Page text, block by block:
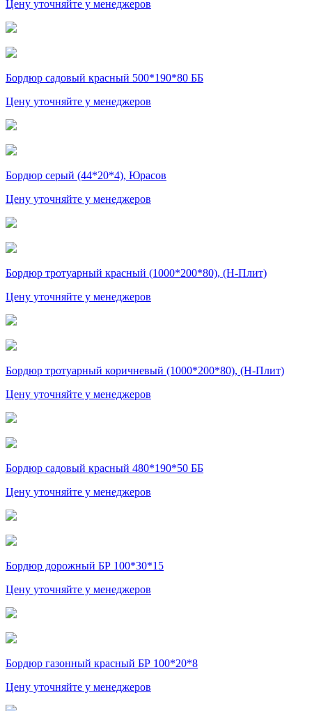
Цену уточняйте у менеджеров
Бордюр садовый красный 500*190*80 ББ
Цену уточняйте у менеджеров
Бордюр серый (44*20*4), Юрасов
Цену уточняйте у менеджеров
Бордюр тротуарный красный (1000*200*80), (Н-Плит)
Цену уточняйте у менеджеров
Бордюр тротуарный коричневый (1000*200*80), (Н-Плит)
Цену уточняйте у менеджеров
Бордюр садовый красный 480*190*50 ББ
Цену уточняйте у менеджеров
Бордюр дорожный БР 100*30*15
Цену уточняйте у менеджеров
Бордюр газонный красный БР 100*20*8
Цену уточняйте у менеджеров